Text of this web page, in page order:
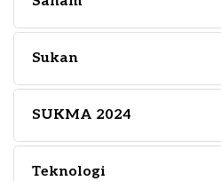
Sukan
SUKMA 2024
Teknologi